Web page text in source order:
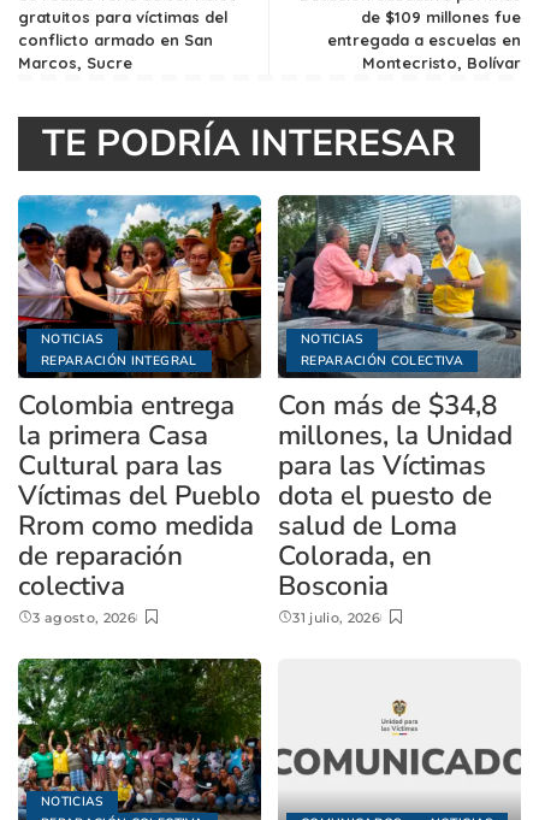
gratuitos para víctimas del
conflicto armado en San
Marcos, Sucre
de $109 millones fue
entregada a escuelas en
Montecristo, Bolívar
TE PODRÍA INTERESAR
NOTICIAS
REPARACIÓN INTEGRAL
Colombia entrega
la primera Casa
Cultural para las
Víctimas del Pueblo
Rrom como medida
de reparación
colectiva
3 agosto, 2026
NOTICIAS
REPARACIÓN COLECTIVA
Con más de $34,8
millones, la Unidad
para las Víctimas
dota el puesto de
salud de Loma
Colorada, en
Bosconia
31 julio, 2026
NOTICIAS